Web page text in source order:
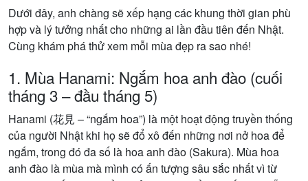
Dưới đây, anh chàng sẽ xếp hạng các khung thời gian phù
hợp và lý tưởng nhất cho những ai lần đầu tiên đến Nhật.
Cùng khám phá thử xem mỗi mùa đẹp ra sao nhé!
1. Mùa Hanami: Ngắm hoa anh đào (cuối
tháng 3 – đầu tháng 5)
Hanami (花見 – “ngắm hoa”) là một hoạt động truyền thống
của người Nhật khi họ sẽ đổ xô đến những nơi nở hoa để
ngắm, trong đó đa số là hoa anh đào (Sakura). Mùa hoa
anh đào là mùa mà mình có ấn tượng sâu sắc nhất vì từ